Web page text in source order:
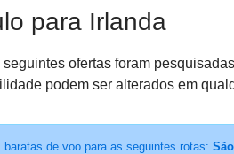
para Irlanda
ofertas foram
podem ser alterados em
de voo para as seguintes rotas: